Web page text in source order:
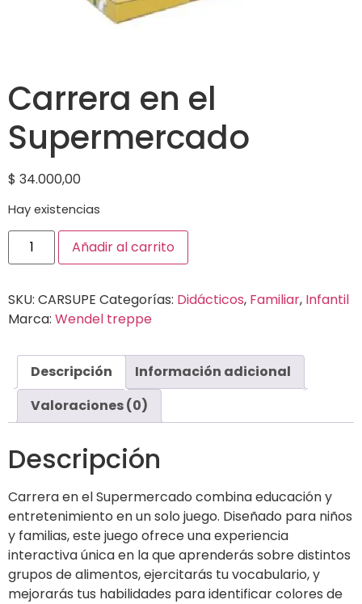
Carrera en el
Supermercado
$ 34.000,00
Hay existencias
Añadir al carrito
SKU: CARSUPE Categorías: Didácticos, Familiar, Infantil
Marca: Wendel treppe
Descripción
Información adicional
Valoraciones (0)
Descripción
Carrera en el Supermercado combina educación y
entretenimiento en un solo juego. Diseñado para niños
y familias, este juego ofrece una experiencia
interactiva única en la que aprenderás sobre distintos
grupos de alimentos, ejercitarás tu vocabulario, y
mejorarás tus habilidades para identificar colores de